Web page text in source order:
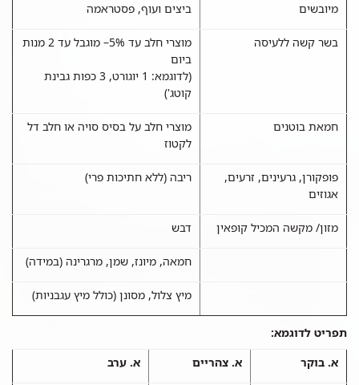
מיובשים
ביצים ועוף, פסטראמה
בשר קשה ללעיסה
מוצרי חלב עד 5%– מוגבל עד 2 מנות
ביום
(לדוגמא: 1 יוגורט, 3 כפות גבינת
קוטג')
חמאת בוטנים
מוצרי חלב על בסיס סויה או חלב דל
לקטוז
פופקורן, גרעינים, זרעים,
אגוזים
ריבה (ללא חתיכות פרי)
מזון/ מקשה המכיל קופאין דבש
חמאה, מיונז, שמן, מרגרינה (במידה)
מיץ צלול, מסונן (כולל מיץ עגבניות)
תפריט לדוגמא:
א. בוקר
א. צהריים א. ערב